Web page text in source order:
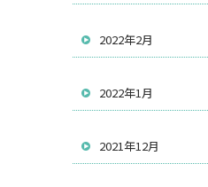
2022年2月
2022年1月
2021年12月